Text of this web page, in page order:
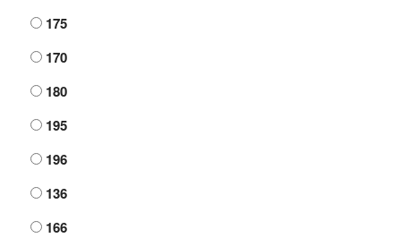
175
170
180
195
196
136
166